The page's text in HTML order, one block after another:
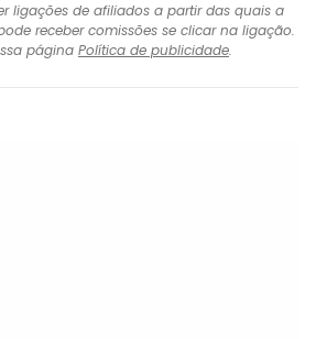
ligações de afiliados a partir das quais a
receber comissões se clicar na ligação.
página Política de publicidade.